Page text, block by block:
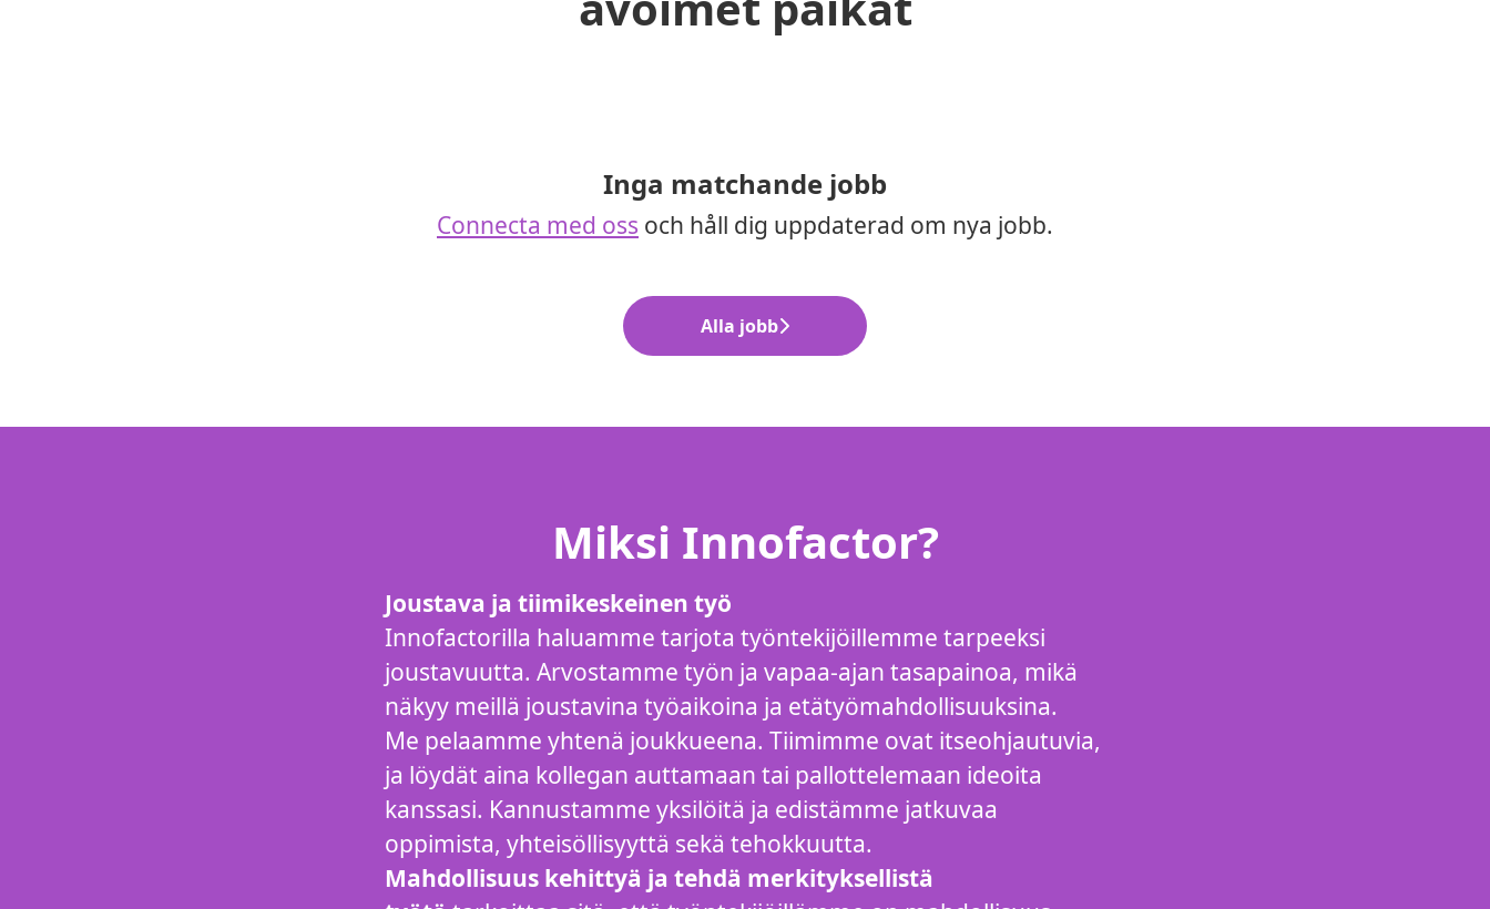
Inga matchande jobb
Connecta med oss och håll dig uppdaterad om nya jobb.
Alla jobb
Miksi Innofactor?
Joustava ja tiimikeskeinen työ
Innofactorilla haluamme tarjota työntekijöillemme tarpeeksi
joustavuutta. Arvostamme työn ja vapaa-ajan tasapainoa, mikä
näkyy meillä joustavina työaikoina ja etätyömahdollisuuksina.
Me pelaamme yhtenä joukkueena. Tiimimme ovat itseohjautuvia,
ja löydät aina kollegan auttamaan tai pallottelemaan ideoita
kanssasi. Kannustamme yksilöitä ja edistämme jatkuvaa
oppimista, yhteisöllisyyttä sekä tehokkuutta.
Mahdollisuus kehittyä ja tehdä merkityksellistä